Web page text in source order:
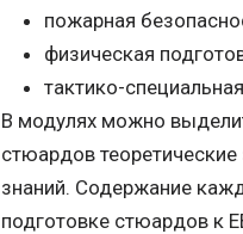
пожарная
физическая
тактико-
В модулях можно
стюардов
знаний. Содержание
подготовке стюардов к